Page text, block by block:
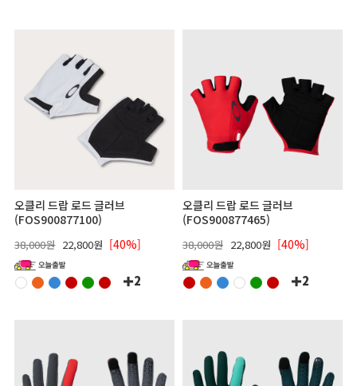
오클리 드랍 로드 글러브
(FOS900877100)
38,000원 22,800원 [40%]
2
오클리 드랍 로드 글러브
(FOS900877465)
38,000원 22,800원 [40%]
2